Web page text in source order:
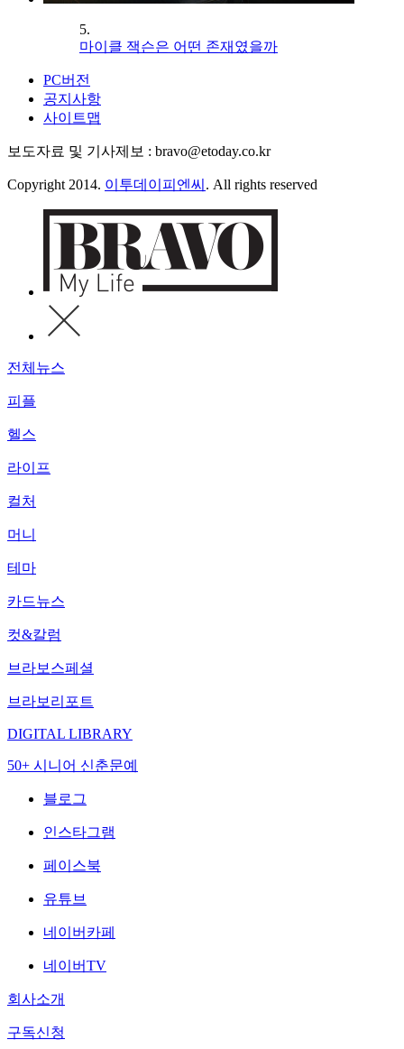
5.
마이클 잭슨은 어떤 존재였을까
PC버전
공지사항
사이트맵
보도자료 및 기사제보 : bravo@etoday.co.kr
Copyright 2014. 이투데이피엔씨 . All rights reserved
전체뉴스
피플
헬스
라이프
컬처
머니
테마
카드뉴스
컷&칼럼
브라보스페셜
브라보리포트
DIGITAL LIBRARY
50+ 시니어 신춘문예
블로그
인스타그램
페이스북
유튜브
네이버카페
네이버TV
회사소개
구독신청